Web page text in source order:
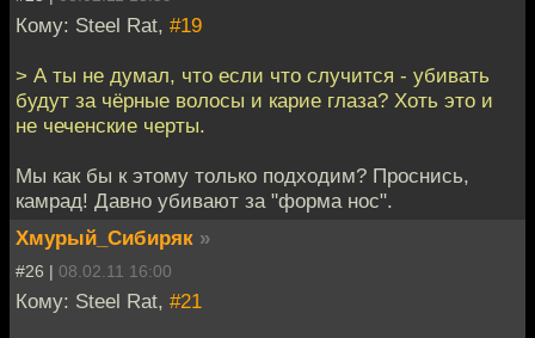
Кому: Steel Rat, #19
> А ты не думал, что если что случится - убивать
будут за чёрные волосы и карие глаза? Хоть это и
не чеченские черты.
Мы как бы к этому только подходим? Проснись,
камрад! Давно убивают за "форма нос".
Хмурый_Сибиряк »
#26 | 08.02.11 16:00
Кому: Steel Rat, #21